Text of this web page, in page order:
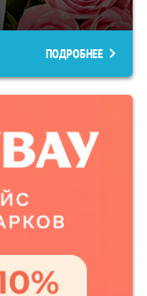
ПОДРОБНЕЕ